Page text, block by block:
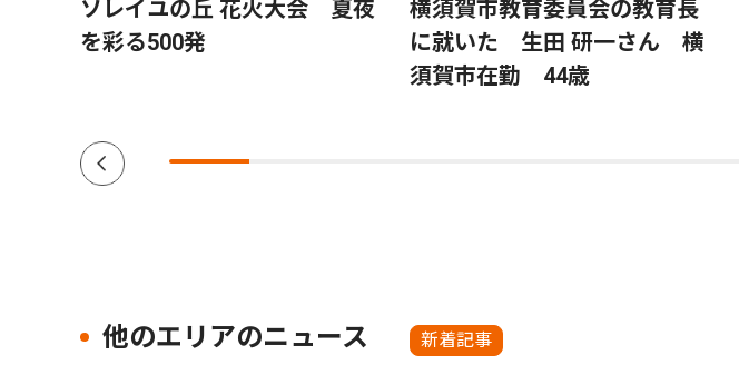
ソレイユの丘 花火大会 夏夜
を彩る500発
横須賀市教育委員会の教育長
に就いた 生田 研一さん 横
須賀市在勤 44歳
他のエリアのニュース 新着記事